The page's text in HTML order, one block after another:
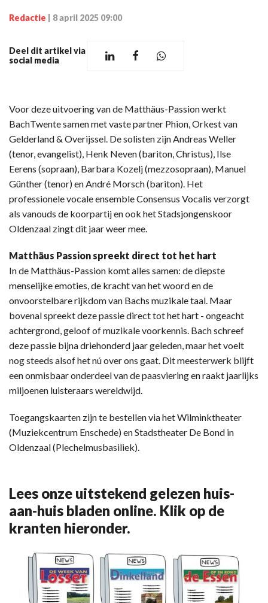
Redactie 8 april 2025 09:00
Deel dit artikel via
social media
Voor deze uitvoering van de Matthäus-Passion werkt
BachTwente samen met vaste partner Phion, Orkest van
Gelderland & Overijssel. De solisten zijn Andreas Weller
(tenor, evangelist), Henk Neven (bariton, Christus), Ilse
Eerens (sopraan), Barbara Kozelj (mezzosopraan), Manuel
Günther (tenor) en André Morsch (bariton). Het
professionele vocale ensemble Consensus Vocalis verzorgt
als vanouds de koorpartij en ook het Stadsjongenskoor
Oldenzaal zingt dit jaar weer mee.
Matthäus Passion spreekt direct tot het hart
In de Matthäus-Passion komt alles samen: de diepste
menselijke emoties, de kracht van het woord en de
onvoorstelbare rijkdom van Bachs muzikale taal. Maar
bovenal spreekt deze passie direct tot het hart - ongeacht
achtergrond, geloof of muzikale voorkennis. Bach schreef
deze passie bijna driehonderd jaar geleden, maar het voelt
nog steeds alsof het nú over ons gaat. Dit meesterwerk blijft
een onmisbaar onderdeel van de paasviering en raakt jaarlijks
miljoenen luisteraars wereldwijd.
Toegangskaarten zijn te bestellen via het Wilminktheater
(Muziekcentrum Enschede) en Stadstheater De Bond in
Oldenzaal (Plechelmusbasiliek).
Lees onze uitstekend gelezen huis-
aan-huis bladen online. Klik op de
kranten hieronder.